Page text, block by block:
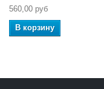
560,00 руб
В корзину